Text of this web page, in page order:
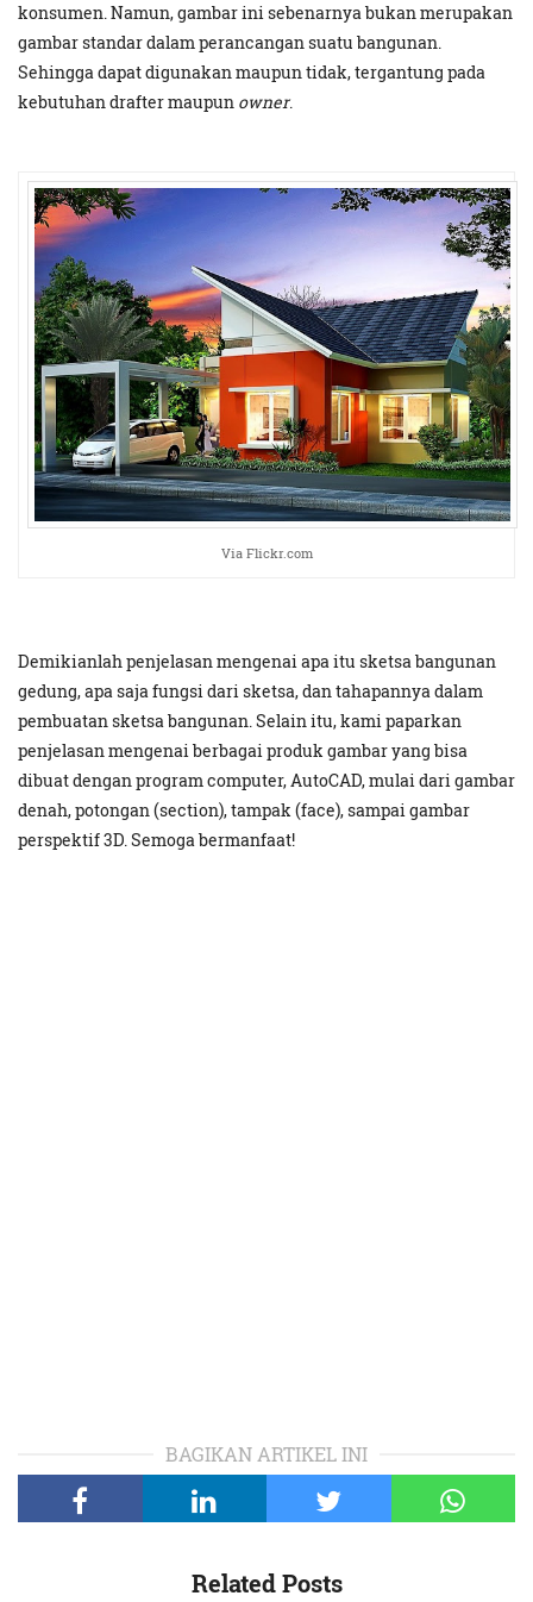
konsumen. Namun, gambar ini sebenarnya bukan merupakan
gambar standar dalam perancangan suatu bangunan.
Sehingga dapat digunakan maupun tidak, tergantung pada
kebutuhan drafter maupun owner.
Via Flickr.com
Demikianlah penjelasan mengenai apa itu sketsa bangunan
gedung, apa saja fungsi dari sketsa, dan tahapannya dalam
pembuatan sketsa bangunan. Selain itu, kami paparkan
penjelasan mengenai berbagai produk gambar yang bisa
dibuat dengan program computer, AutoCAD, mulai dari gambar
denah, potongan (section), tampak (face), sampai gambar
perspektif 3D. Semoga bermanfaat!
BAGIKAN ARTIKEL INI
Related Posts